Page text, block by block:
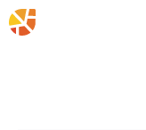
Skip
to